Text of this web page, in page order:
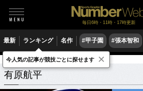
毎日6時・11時・17時更新
最新 ランキング 名作 #甲子園 #張本智和
有原航平 関連記事
有原航平
今人気の記事が競技ごとに探せます ×